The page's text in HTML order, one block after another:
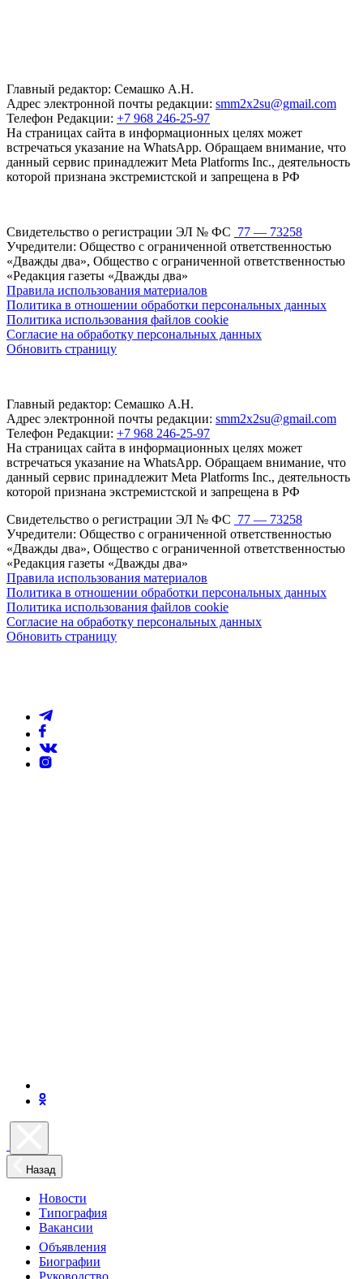
Главный редактор: Семашко А.Н.
Адрес электронной почты редакции: smm2x2su@gmail.com
Телефон Редакции: +7 968 246-25-97
На страницах сайта в информационных целях может
встречаться указание на WhatsApp. Обращаем внимание, что
данный сервис принадлежит Meta Platforms Inc., деятельность
которой признана экстремистской и запрещена в РФ
Свидетельство о регистрации ЭЛ № ФС 77 — 73258
Учредители: Общество с ограниченной ответственностью
«Дважды два», Общество с ограниченной ответственностью
«Редакция газеты «Дважды два»
Правила использования материалов
Политика в отношении обработки персональных данных
Политика использования файлов cookie
Согласие на обработку персональных данных
Обновить страницу
Главный редактор: Семашко А.Н.
Адрес электронной почты редакции: smm2x2su@gmail.com
Телефон Редакции: +7 968 246-25-97
На страницах сайта в информационных целях может
встречаться указание на WhatsApp. Обращаем внимание, что
данный сервис принадлежит Meta Platforms Inc., деятельность
которой признана экстремистской и запрещена в РФ
Свидетельство о регистрации ЭЛ № ФС 77 — 73258
Учредители: Общество с ограниченной ответственностью
«Дважды два», Общество с ограниченной ответственностью
«Редакция газеты «Дважды два»
Правила использования материалов
Политика в отношении обработки персональных данных
Политика использования файлов cookie
Согласие на обработку персональных данных
Обновить страницу
Назад
Новости
Типография
Вакансии
Объявления
Биографии
Руководство